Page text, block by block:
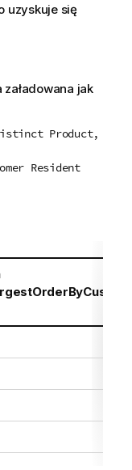
uzyskuje się
załadowana jak
Product,
Resident